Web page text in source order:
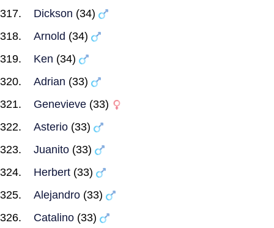
Dickson (34)
Arnold (34)
Ken (34)
Adrian (33)
Genevieve (33)
Asterio (33)
Juanito (33)
Herbert (33)
Alejandro (33)
Catalino (33)